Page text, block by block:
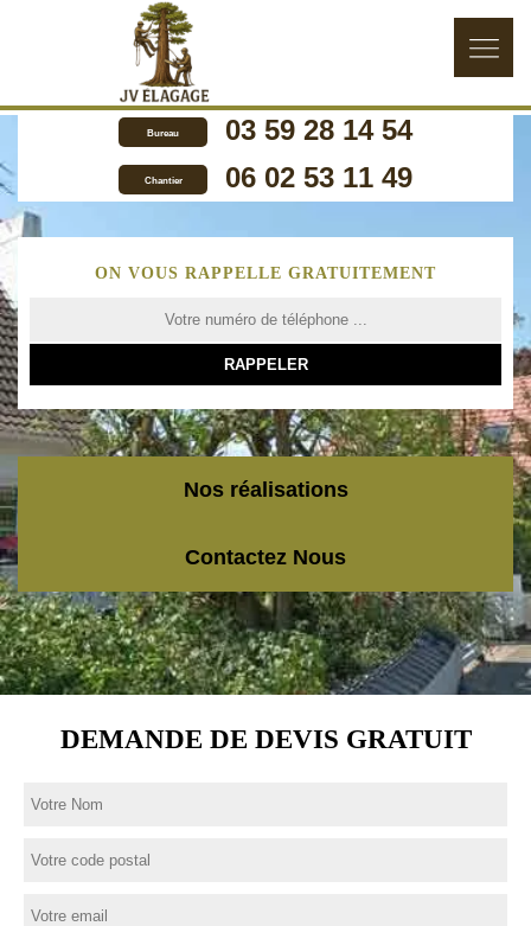
Bureau 03 59 28 14 54
Chantier 06 02 53 11 49
ON VOUS RAPPELLE GRATUITEMENT
Nos réalisations
Contactez Nous
DEMANDE DE DEVIS GRATUIT